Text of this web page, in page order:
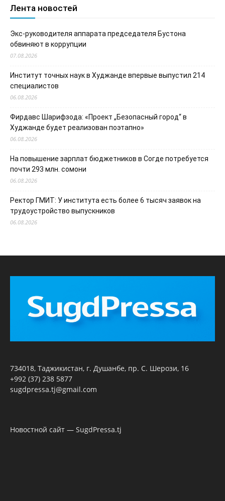
Лента новостей
Экс-руководителя аппарата председателя Бустона
обвиняют в коррупции
07.08.2026
Институт точных наук в Худжанде впервые выпустил 214
специалистов
06.08.2026
Фирдавс Шарифзода: «Проект „Безопасный город“ в
Худжанде будет реализован поэтапно»
06.08.2026
На повышение зарплат бюджетников в Согде потребуется
почти 293 млн. сомони
06.08.2026
Ректор ГМИТ: У института есть более 6 тысяч заявок на
трудоустройство выпускников
06.08.2026
734018, Таджикистан, г. Душанбе, пр. С. Шерози, 16
+992 (37) 238 5877
sugdpressa.tj@gmail.com
Новостной сайт — SugdPressa.tj